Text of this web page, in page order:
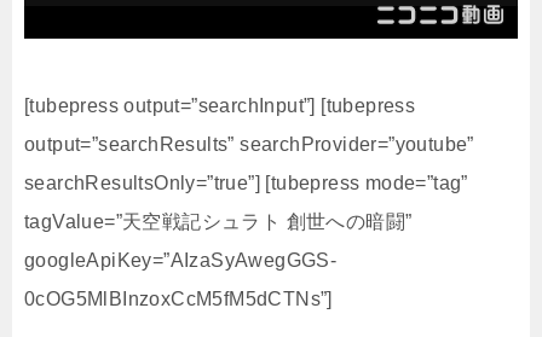
[tubepress output=”searchInput”] [tubepress
output=”searchResults” searchProvider=”youtube”
searchResultsOnly=”true”] [tubepress mode=”tag”
tagValue=”天空戦記シュラト 創世への暗闘”
googleApiKey=”AIzaSyAwegGGS-
0cOG5MlBInzoxCcM5fM5dCTNs”]